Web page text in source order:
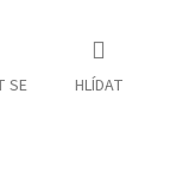
SE HLÍDAT